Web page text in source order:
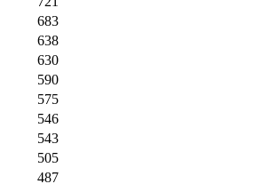
683
638
630
590
575
546
543
505
487